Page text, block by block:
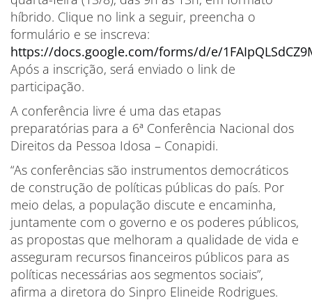
híbrido. Clique no link a seguir, preencha o
formulário e se inscreva:
https://docs.google.com/forms/d/e/
Após a inscrição, será enviado o link de
participação.
A conferência livre é uma das etapas
preparatórias para a 6ª Conferência Nacional dos
Direitos da Pessoa Idosa – Conapidi.
“As conferências são instrumentos democráticos
de construção de políticas públicas do país. Por
meio delas, a população discute e encaminha,
juntamente com o governo e os poderes públicos,
as propostas que melhoram a qualidade de vida e
asseguram recursos financeiros públicos para as
políticas necessárias aos segmentos sociais”,
afirma a diretora do Sinpro Elineide Rodrigues.